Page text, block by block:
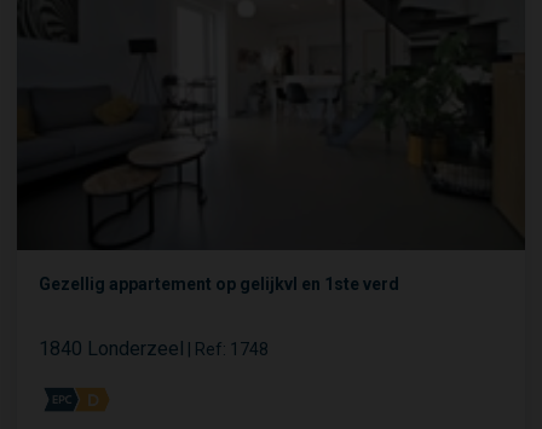
Gezellig appartement op gelijkvl en 1ste verd
1840 Londerzeel Ref: 1748